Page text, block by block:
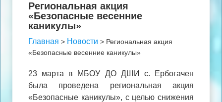
Региональная акция
«Безопасные весенние
каникулы»
Главная > Новости > Региональная акция
«Безопасные весенние каникулы»
23 марта в МБОУ ДО ДШИ с. Ербогачен
была проведена региональная акция
«Безопасные каникулы», с целью снижения